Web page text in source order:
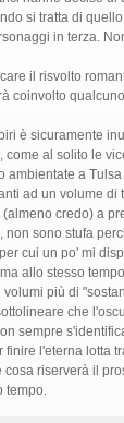
si tratta di
in terza.
il risvolto
coinvolto
è sicuramente
al solito le
ambientate a
ad un volume di
credo) a
non sono stufa
cui un po' mi
allo stesso
più di
che
sempre
l'eterna lotta
riserverà il
tempo.